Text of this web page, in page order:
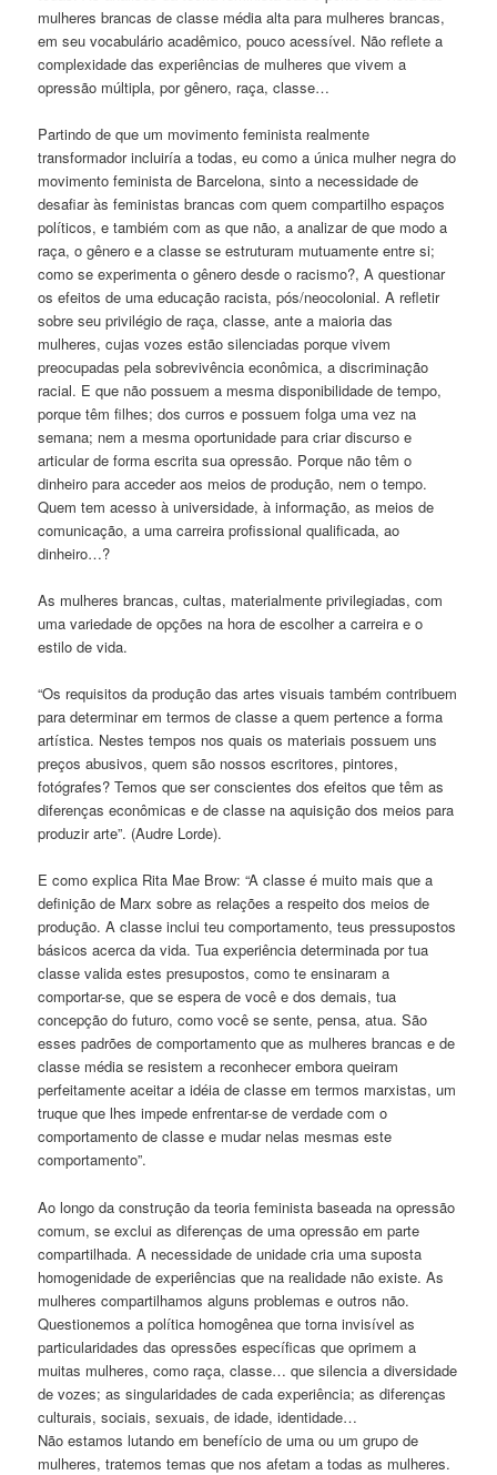
mulheres brancas de classe média alta para mulheres brancas,
em seu vocabulário acadêmico, pouco acessível. Não reflete a
complexidade das experiências de mulheres que vivem a
opressão múltipla, por gênero, raça, classe…
Partindo de que um movimento feminista realmente
transformador incluiría a todas, eu como a única mulher negra do
movimento feminista de Barcelona, sinto a necessidade de
desafiar às feministas brancas com quem compartilho espaços
políticos, e tambiém com as que não, a analizar de que modo a
raça, o gênero e a classe se estruturam mutuamente entre si;
como se experimenta o gênero desde o racismo?, A questionar
os efeitos de uma educação racista, pós/neocolonial. A refletir
sobre seu privilégio de raça, classe, ante a maioria das
mulheres, cujas vozes estão silenciadas porque vivem
preocupadas pela sobrevivência econômica, a discriminação
racial. E que não possuem a mesma disponibilidade de tempo,
porque têm filhes; dos curros e possuem folga uma vez na
semana; nem a mesma oportunidade para criar discurso e
articular de forma escrita sua opressão. Porque não têm o
dinheiro para acceder aos meios de produção, nem o tempo.
Quem tem acesso à universidade, à informação, as meios de
comunicação, a uma carreira profissional qualificada, ao
dinheiro…?
As mulheres brancas, cultas, materialmente privilegiadas, com
uma variedade de opções na hora de escolher a carreira e o
estilo de vida.
“Os requisitos da produção das artes visuais também contribuem
para determinar em termos de classe a quem pertence a forma
artística. Nestes tempos nos quais os materiais possuem uns
preços abusivos, quem são nossos escritores, pintores,
fotógrafes? Temos que ser conscientes dos efeitos que têm as
diferenças econômicas e de classe na aquisição dos meios para
produzir arte”. (Audre Lorde).
E como explica Rita Mae Brow: “A classe é muito mais que a
definição de Marx sobre as relações a respeito dos meios de
produção. A classe inclui teu comportamento, teus pressupostos
básicos acerca da vida. Tua experiência determinada por tua
classe valida estes presupostos, como te ensinaram a
comportar-se, que se espera de você e dos demais, tua
concepção do futuro, como você se sente, pensa, atua. São
esses padrões de comportamento que as mulheres brancas e de
classe média se resistem a reconhecer embora queiram
perfeitamente aceitar a idéia de classe em termos marxistas, um
truque que lhes impede enfrentar-se de verdade com o
comportamento de classe e mudar nelas mesmas este
comportamento”.
Ao longo da construção da teoria feminista baseada na opressão
comum, se exclui as diferenças de uma opressão em parte
compartilhada. A necessidade de unidade cria uma suposta
homogenidade de experiências que na realidade não existe. As
mulheres compartilhamos alguns problemas e outros não.
Questionemos a política homogênea que torna invisível as
particularidades das opressões específicas que oprimem a
muitas mulheres, como raça, classe… que silencia a diversidade
de vozes; as singularidades de cada experiência; as diferenças
culturais, sociais, sexuais, de idade, identidade…
Não estamos lutando em benefício de uma ou um grupo de
mulheres, tratemos temas que nos afetam a todas as mulheres.